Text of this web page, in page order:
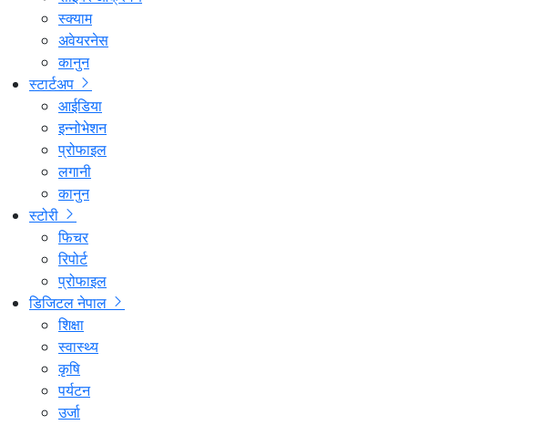
स्क्याम
अवेयरनेस
कानुन
स्टार्टअप
आईडिया
इन्नोभेशन
प्रोफाइल
लगानी
कानुन
स्टोरी
फिचर
रिपोर्ट
प्रोफाइल
डिजिटल नेपाल
शिक्षा
स्वास्थ्य
कृषि
पर्यटन
उर्जा